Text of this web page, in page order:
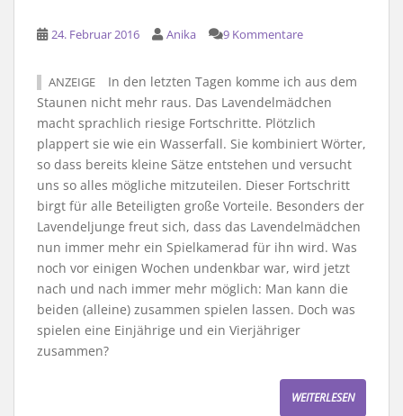
24. Februar 2016 Anika 9 Kommentare
ANZEIGE
In den letzten Tagen komme ich aus dem
Staunen nicht mehr raus. Das Lavendelmädchen
macht sprachlich riesige Fortschritte. Plötzlich
plappert sie wie ein Wasserfall. Sie kombiniert Wörter,
so dass bereits kleine Sätze entstehen und versucht
uns so alles mögliche mitzuteilen. Dieser Fortschritt
birgt für alle Beteiligten große Vorteile. Besonders der
Lavendeljunge freut sich, dass das Lavendelmädchen
nun immer mehr ein Spielkamerad für ihn wird. Was
noch vor einigen Wochen undenkbar war, wird jetzt
nach und nach immer mehr möglich: Man kann die
beiden (alleine) zusammen spielen lassen. Doch was
spielen eine Einjährige und ein Vierjähriger
zusammen?
WEITERLESEN